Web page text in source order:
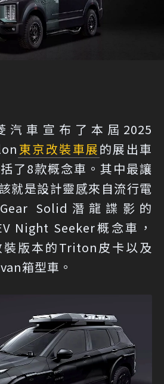
汽車宣布了本屆2025
東京改裝車展的展出車
了8款概念車。其中最讓
就是設計靈感來自流行電
Solid潛龍諜影的
Night Seeker概念車，
裝版本的Triton皮卡以及
箱型車。